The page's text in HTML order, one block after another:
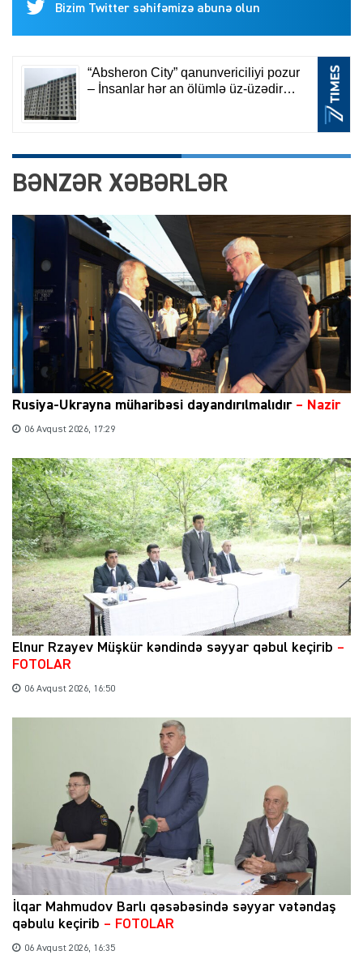
Bizim Twitter səhifəmizə abunə olun
BƏNZƏR XƏBƏRLƏR
Rusiya-Ukrayna müharibəsi dayandırılmalıdır– Nazir
06 Avqust 2026, 17:29
Elnur Rzayev Müşkür kəndində səyyar qəbul keçirib –
FOTOLAR
06 Avqust 2026, 16:50
İlqar Mahmudov Barlı qəsəbəsində səyyar vətəndaş
qəbulu keçirib – FOTOLAR
06 Avqust 2026, 16:35